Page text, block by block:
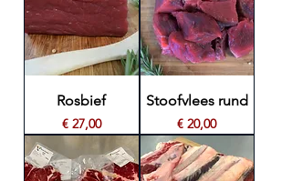
Rosbief
Prijs
€ 27,00
Stoofvlees rund
Prijs
€ 20,00